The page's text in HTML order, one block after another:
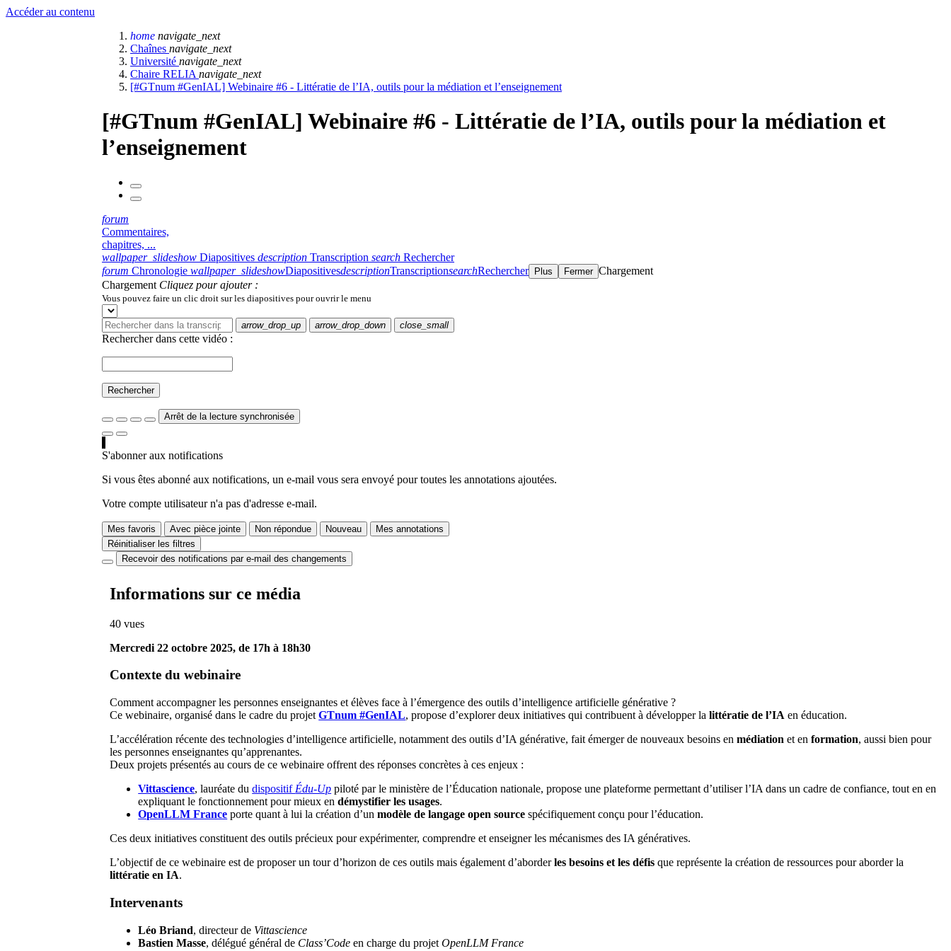
Accéder au contenu
home navigate_next
Chaînes navigate_next
Université navigate_next
Chaire RELIA navigate_next
[#GTnum #GenIAL] Webinaire #6 - Littératie de l’IA, outils pour la médiation et l’enseignement
[#GTnum #GenIAL] Webinaire #6 - Littératie de l’IA, outils pour la médiation et
l’enseignement
forum
Commentaires,
chapitres, ...
wallpaper_slideshow Diapositives description Transcription search Rechercher
forum Chronologie wallpaper_slideshowDiapositivesdescriptionTranscriptionsearchRechercher Plus Fermer Chargement
Chargement Cliquez pour ajouter :
Vous pouvez faire un clic droit sur les diapositives pour ouvrir le menu
arrow_drop_up arrow_drop_down close_small
Rechercher dans cette vidéo :
Rechercher
Arrêt de la lecture synchronisée
S'abonner aux notifications
Si vous êtes abonné aux notifications, un e-mail vous sera envoyé pour toutes les annotations ajoutées.
Votre compte utilisateur n'a pas d'adresse e-mail.
Mes favoris Avec pièce jointe Non répondue Nouveau
Mes annotations
Réinitialiser les filtres
Recevoir des notifications par e-mail des changements
Informations sur ce média
40 vues
Mercredi 22 octobre 2025, de 17h à 18h30
Contexte du webinaire
Comment accompagner les personnes enseignantes et élèves face à l’émergence des outils d’intelligence artificielle générative ?
Ce webinaire, organisé dans le cadre du projetGTnum #GenIAL, propose d’explorer deux initiatives qui contribuent à développer lalittératie de l’IA en éducation.
L’accélération récente des technologies d’intelligence artificielle, notamment des outils d’IA générative, fait émerger de nouveaux besoins enmédiation et enformation, aussi bien pour
les personnes enseignantes qu’apprenantes.
Deux projets présentés au cours de ce webinaire offrent des réponses concrètes à ces enjeux :
Vittascience, lauréate dudispositif Édu-Up piloté par le ministère de l’Éducation nationale, propose une plateforme permettant d’utiliser l’IA dans un cadre de confiance, tout en en
expliquant le fonctionnement pour mieux endémystifier les usages.
OpenLLM France porte quant à lui la création d’unmodèle de langage open source spécifiquement conçu pour l’éducation.
Ces deux initiatives constituent des outils précieux pour expérimenter, comprendre et enseigner les mécanismes des IA génératives.
L’objectif de ce webinaire est de proposer un tour d’horizon de ces outils mais également d’aborderles besoins et les défis que représente la création de ressources pour aborder la
littératie en IA.
Intervenants
Léo Briand, directeur de Vittascience
Bastien Masse, délégué général de Class’Code en charge du projetOpenLLM France